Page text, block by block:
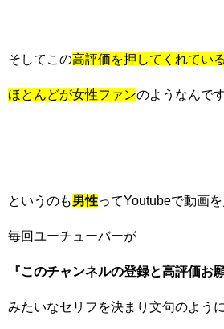
そしてこの高評価を押してくれてい
ほとんどが女性ファンのようなんで
というのも男性ってYoutubeで動画
毎回ユーチューバーが
『このチャンネルの登録と高評価お
みたいなセリフを決まり文句のように